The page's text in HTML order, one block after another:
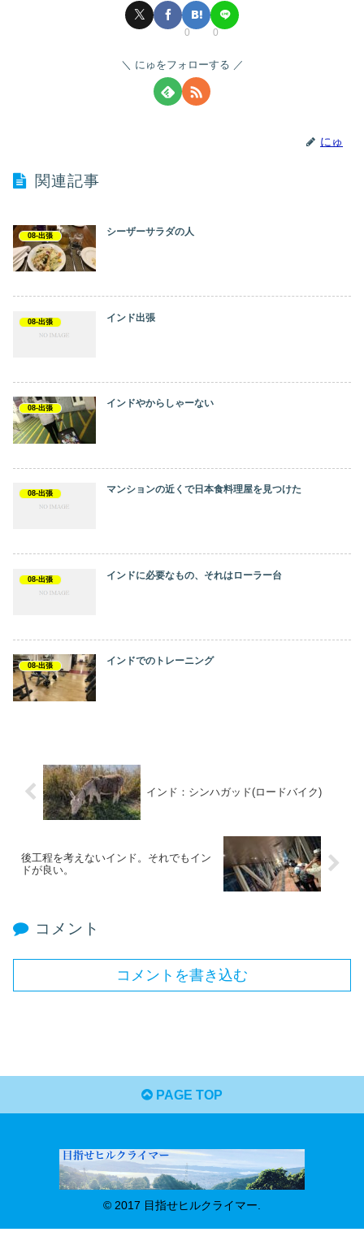
0 0
にゅをフォローする
にゅ
関連記事
08-出張 シーザーサラダの人
08-出張 インド出張
08-出張 インドやからしゃーない
08-出張 マンションの近くで日本食料理屋を見つけた
08-出張 インドに必要なもの、それはローラー台
08-出張 インドでのトレーニング
インド：シンハガッド(ロードバイク)
後工程を考えないインド。それでもイン
ドが良い。
コメント
コメントを書き込む
PAGE TOP
© 2017 目指せヒルクライマー.